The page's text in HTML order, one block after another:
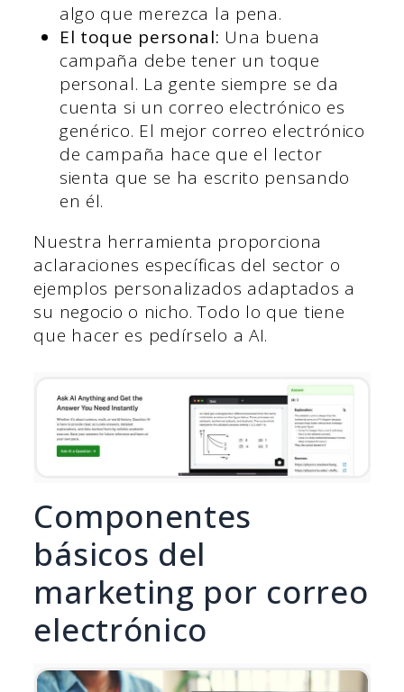
algo que merezca la pena.
El toque personal: Una buena
campaña debe tener un toque
personal. La gente siempre se da
cuenta si un correo electrónico es
genérico. El mejor correo electrónico
de campaña hace que el lector
sienta que se ha escrito pensando
en él.
Nuestra herramienta proporciona
aclaraciones específicas del sector o
ejemplos personalizados adaptados a
su negocio o nicho. Todo lo que tiene
que hacer es pedírselo a AI.
Componentes
básicos del
marketing por correo
electrónico